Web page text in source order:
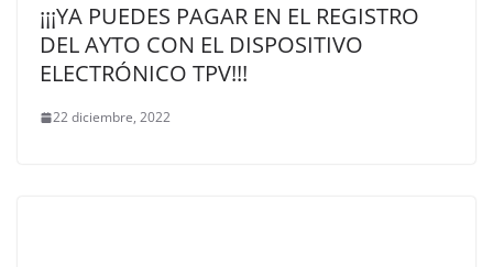
¡¡¡YA PUEDES PAGAR EN EL REGISTRO
DEL AYTO CON EL DISPOSITIVO
ELECTRÓNICO TPV!!!
22 diciembre, 2022